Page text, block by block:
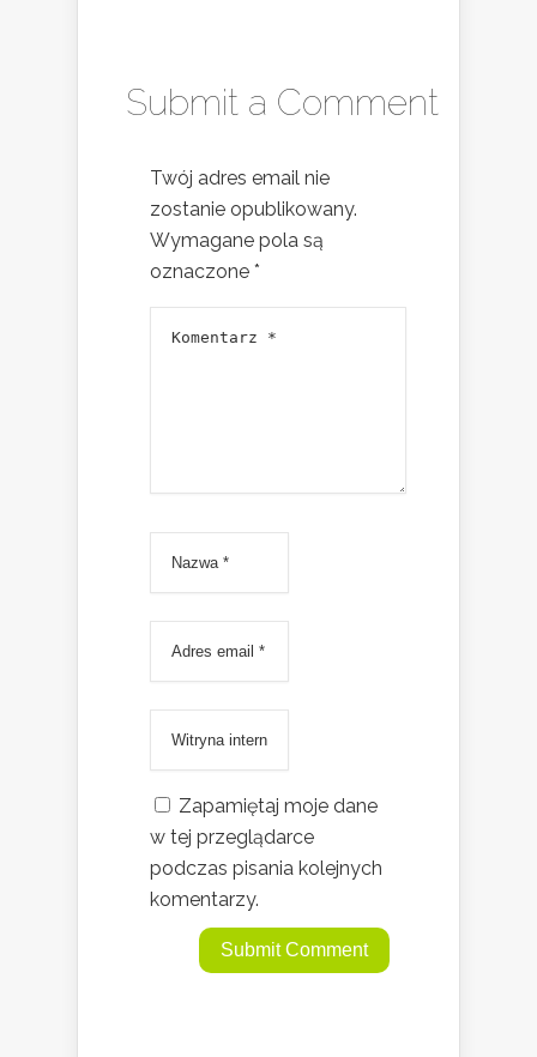
Submit a Comment
Twój adres email nie
zostanie opublikowany.
Wymagane pola są
oznaczone *
Zapamiętaj moje dane
w tej przeglądarce
podczas pisania kolejnych
komentarzy.